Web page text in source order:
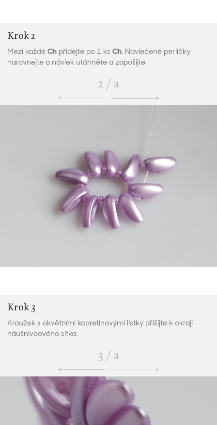
Krok 2
Mezi každé Ch přidejte po 1 ks Ch. Navlečené perličky
narovnejte a návlek utáhněte a zapošijte.
2 / a
Krok 3
Kroužek s okvětními kopretinovými lístky přišijte k okraji
náušnivcového sítka.
3 / a